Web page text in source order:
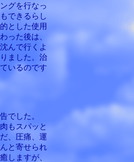
グを行なっ
できるらし
とした使用
った後は、
んで行くよ
ました。治
いるのです
でした。
もスパッと
、圧痛、運
と寄せられ
しますが、